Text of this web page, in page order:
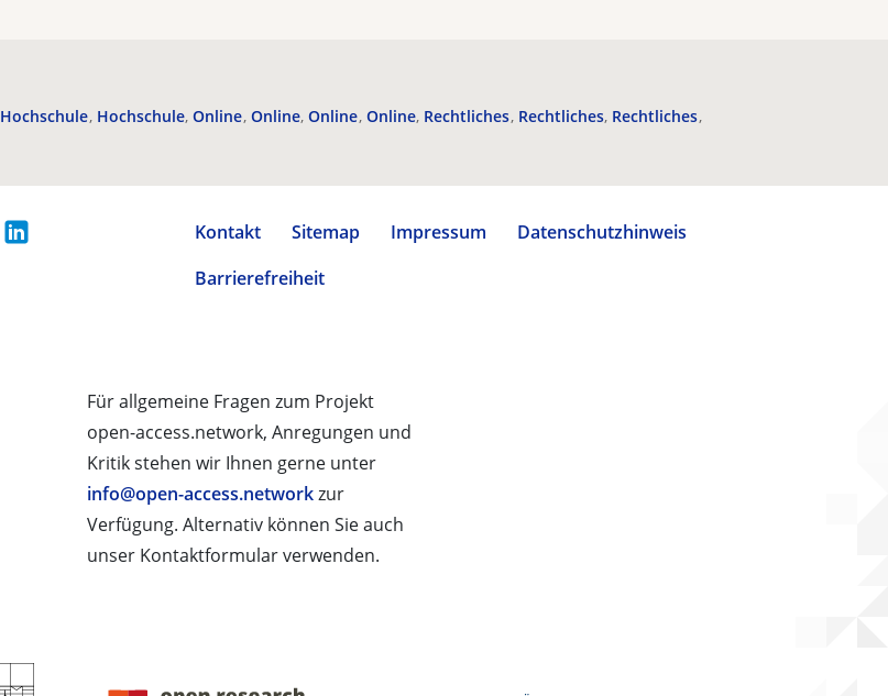
Hochschule Hochschule Online Online Online Online Rechtliches Rechtliches Rechtliches
Kontakt Sitemap Impressum
Datenschutzhinweis
Barrierefreiheit
Für allgemeine Fragen zum Projekt
open-access.network, Anregungen und
Kritik stehen wir Ihnen gerne unter
info@open-access.networkzur
Verfügung. Alternativ können Sie auch
unser Kontaktformular verwenden.